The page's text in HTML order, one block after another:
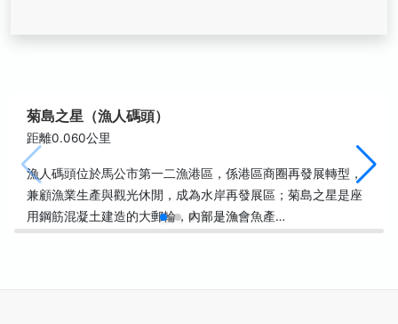
菊島之星（漁人碼頭）
距離0.060公里
漁人碼頭位於馬公市第一二漁港區，係港區商圈再發展轉型，
兼顧漁業生產與觀光休閒，成為水岸再發展區；菊島之星是座
用鋼筋混凝土建造的大郵輪，內部是漁會魚產…